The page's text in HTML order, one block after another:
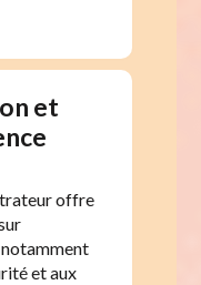
et
offre
notamment
et aux